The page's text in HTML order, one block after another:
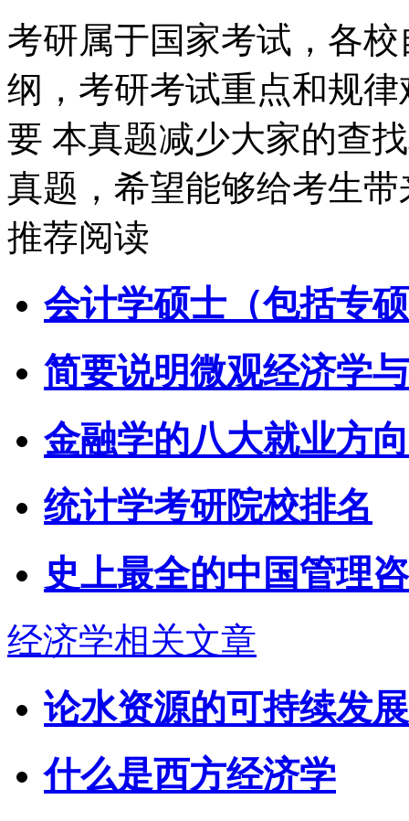
考研属于国家考试，各
纲，考研考试重点和规
要 本真题减少大家的查
真题，希望能够给考生
推荐阅读
会计学硕士（包括专
简要说明微观经济学
金融学的八大就业方
统计学考研院校排名
史上最全的中国管理
经济学相关文章
论水资源的可持续发
什么是西方经济学